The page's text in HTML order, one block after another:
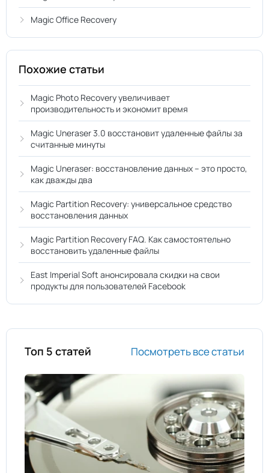
Magic Office Recovery
Похожие статьи
Magic Photo Recovery увеличивает
производительность и экономит время
Magic Uneraser 3.0 восстановит удаленные файлы за
считанные минуты
Magic Uneraser: восстановление данных – это просто,
как дважды два
Magic Partition Recovery: универсальное средство
восстановления данных
Magic Partition Recovery FAQ. Как самостоятельно
восстановить удаленные файлы
East Imperial Soft анонсировала скидки на свои
продукты для пользователей Facebook
Топ 5 статей Посмотреть все статьи